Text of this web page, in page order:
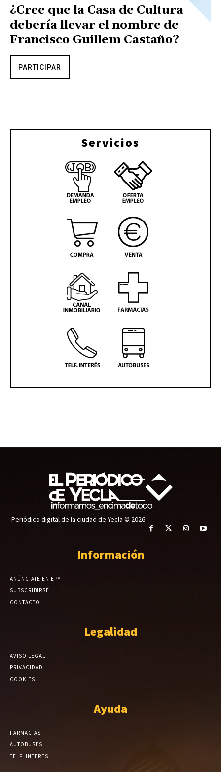
¿Cree que la Casa de Cultura
debería llevar el nombre de
Francisco Guillem Castaño?
PARTICIPAR
Servicios
Periódico digital de la ciudad de Yecla © 2026
Información
ANÚNCIATE EN EPY
SUBSCRIBIRSE
CONTACTO
Legalidad
AVISO LEGAL
PRIVACIDAD
COOKIES
Ayuda
FARMACIAS
AUTOBUSES
TELF. INTERES